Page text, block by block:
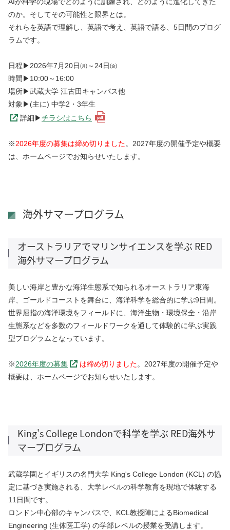
のか。そしてその可能性と限界とは。
それらを英語で理解し、英語で考え、英語で語る、5日間のプログ
ラムです。
日程▶2026年7月20日㈪～24日㈮
時間▶10:00～16:00
場所▶武蔵大学 江古田キャンパス他
対象▶(主に) 中学2・3年生
詳細▶チラシはこちら
※2026年度の募集は締め切りました。2027年度の開催予定や概要
は、ホームページでお知らせいたします。
海外サマープログラム
オーストラリアでマリンサイエンスを学ぶ RED
海外サマープログラム
美しい海岸と豊かな海洋生態系で知られるオーストラリア東海
岸、ゴールドコースト を舞台に、海洋科学を総合的に学ぶ9日間。
世界屈指の海洋環境をフィールドに、海洋生物・環境保全・沿岸
生態系などを多数のフィールドワークを通して体験的に学ぶ実践
型プログラムとなっています。
※2026年度の募集 は締め切りました。2027年度の開催予定や
概要は、ホームページでお知らせいたします。
King's College Londonで科学を学ぶ RED海外サ
マープログラム
武蔵学園とイギリスの名門大学 King's College London (KCL) の協
定に基づき実施される、大学レベルの科学教育を現地で体験する
11日間です。
ロンドン中心部のキャンパスで、KCL教授陣によるBiomedical
Engineering (生体医工学) の学部レベルの授業を受講します。